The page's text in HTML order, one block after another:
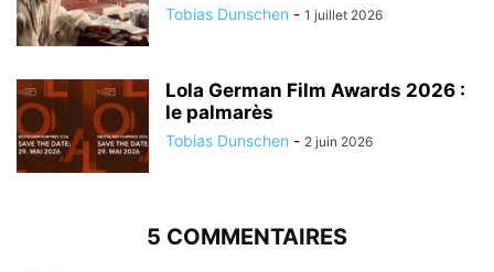
Tobias Dunschen - 1 juillet 2026
Lola German Film Awards 2026 :
le palmarès
Tobias Dunschen - 2 juin 2026
5 COMMENTAIRES